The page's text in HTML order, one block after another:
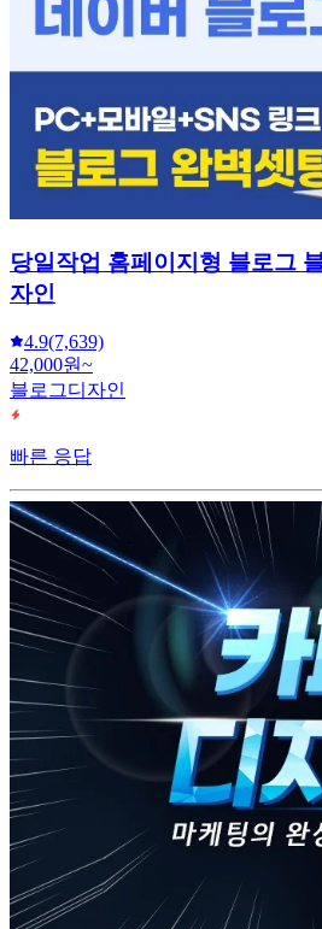
당일작업 홈페이지형 블로그
자인
4.9(7,639)
42,000원~
블로그디자인
빠른 응답